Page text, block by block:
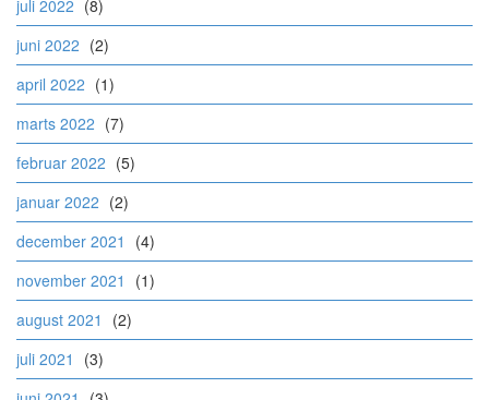
juli 2022 (8)
juni 2022 (2)
april 2022 (1)
marts 2022 (7)
februar 2022 (5)
januar 2022 (2)
december 2021
(4)
november 2021
(1)
august 2021
(2)
juli 2021
(3)